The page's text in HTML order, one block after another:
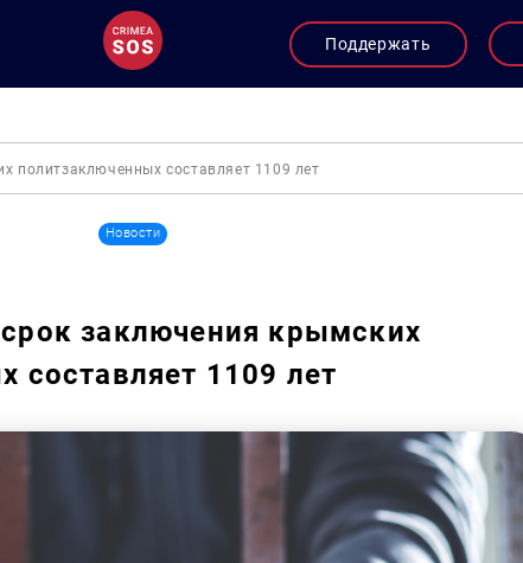
Поддержать
политзаключенных составляет 1109 лет
Новости
заключения крымских
составляет 1109 лет